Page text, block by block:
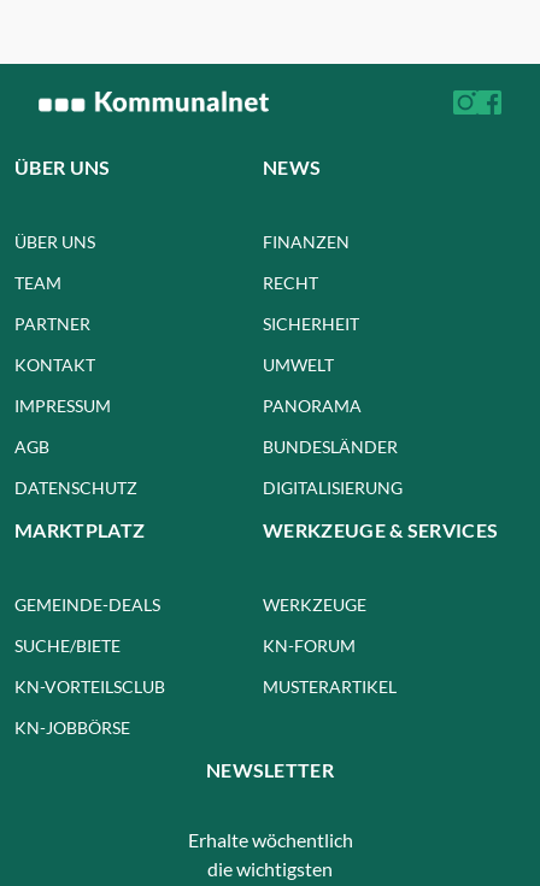
ÜBER UNS
ÜBER UNS
TEAM
PARTNER
KONTAKT
IMPRESSUM
AGB
DATENSCHUTZ
NEWS
FINANZEN
RECHT
SICHERHEIT
UMWELT
PANORAMA
BUNDESLÄNDER
DIGITALISIERUNG
MARKTPLATZ
GEMEINDE-DEALS
SUCHE/BIETE
KN-VORTEILSCLUB
KN-JOBBÖRSE
WERKZEUGE & SERVICES
WERKZEUGE
KN-FORUM
MUSTERARTIKEL
NEWSLETTER
Erhalte wöchentlich
die wichtigsten